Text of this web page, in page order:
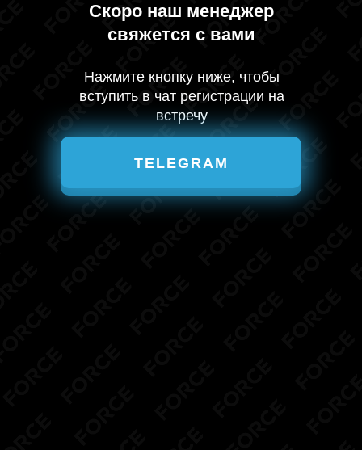
Скоро наш менеджер
свяжется с вами
Нажмите кнопку ниже, чтобы
вступить в чат регистрации на
встречу
TELEGRAM
TELEGRAM